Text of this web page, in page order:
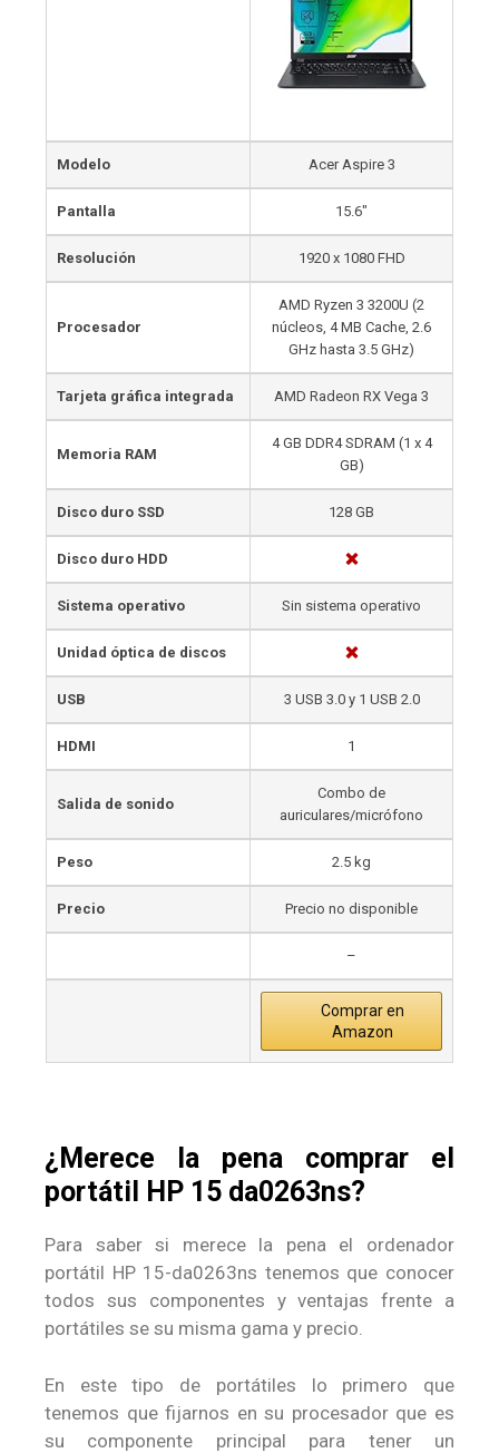
Modelo Acer Aspire 3
Pantalla 15.6″
Resolución 1920 x 1080 FHD
Procesador
AMD Ryzen 3 3200U (2
núcleos, 4 MB Cache, 2.6
GHz hasta 3.5 GHz)
Tarjeta gráfica integrada AMD Radeon RX Vega 3
Memoria RAM
4 GB DDR4 SDRAM (1 x 4
GB)
Disco duro SSD 128 GB
Disco duro HDD
Sistema operativo Sin sistema operativo
Unidad óptica de discos
USB 3 USB 3.0 y 1 USB 2.0
HDMI 1
Salida de sonido
Combo de
auriculares/micrófono
Peso 2.5 kg
Precio Precio no disponible
–
Comprar en
Amazon
¿Merece la pena comprar el
portátil HP 15 da0263ns?
Para saber si merece la pena el ordenador
portátil HP 15-da0263ns tenemos que conocer
todos sus componentes y ventajas frente a
portátiles se su misma gama y precio.
En este tipo de portátiles lo primero que
tenemos que fijarnos en su procesador que es
su componente principal para tener un